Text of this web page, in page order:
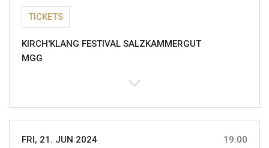
TICKETS
KIRCH'KLANG FESTIVAL SALZKAMMERGUT
MGG
FRI, 21. JUN 2024 19:00